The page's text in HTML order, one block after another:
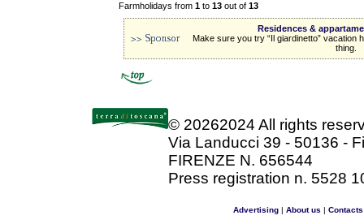
Farmholidays from 1to 13out of 13
Residences &
Make sure you try “Il giardinetto” vacation
thing.
© 20262024 All rights
Via Landucci 39 - 50136 -
FIRENZE N. 656544
Press registration n. 5528
Advertising| About us | Contacts